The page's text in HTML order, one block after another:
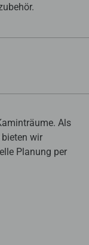
Als
wir
Planung per